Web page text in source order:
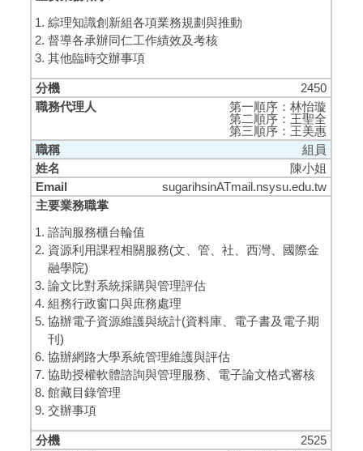
綜理知識創新組各項業務規劃與推動
督導各承辦同仁工作績效及考核
其他臨時交辦事項
2450
第一順序：林怡璇
第二順序：王聖全
第三順序：王美惠
組員
陳小姐
sugarihsinATmail.nsysu.edu.tw
諮詢服務櫃台輪值
資源利用課程相關服務(文、管、社、西灣、國際金
融學院)
論文比對系統採購與管理評估
組務行政窗口與庶務處理
協辦電子資源維護與統計(資料庫、電子書及電子期
刊)
協辦網路大學系統管理維護與評估
協助授權軟體諮詢與管理服務、電子論文格式審核
館藏目錄管理
交辦事項
2525